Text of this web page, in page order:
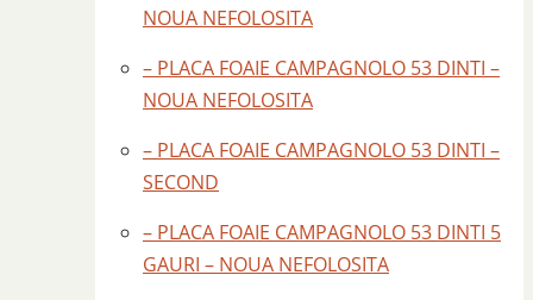
NOUA NEFOLOSITA
– PLACA FOAIE CAMPAGNOLO 53 DINTI –
NOUA NEFOLOSITA
– PLACA FOAIE CAMPAGNOLO 53 DINTI –
SECOND
– PLACA FOAIE CAMPAGNOLO 53 DINTI 5
GAURI – NOUA NEFOLOSITA